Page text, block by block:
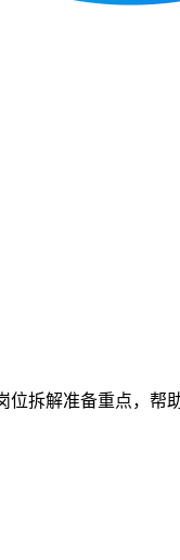
拆解准备重点，帮